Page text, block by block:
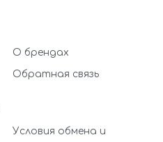
О брендах
Обратная связь
Условия обмена и